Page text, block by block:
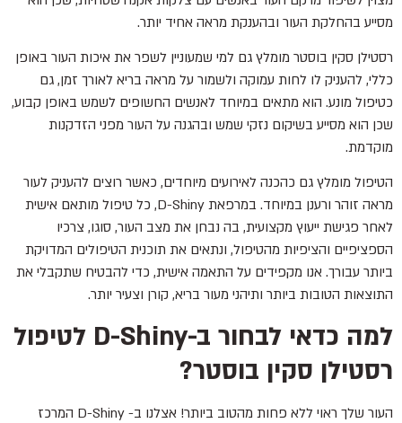
מסייע בהחלקת העור ובהענקת מראה אחיד יותר.
רסטילן סקין בוסטר מומלץ גם למי שמעוניין לשפר את איכות העור באופן
כללי, להעניק לו לחות עמוקה ולשמור על מראה בריא לאורך זמן, גם
כטיפול מונע. הוא מתאים במיוחד לאנשים החשופים לשמש באופן קבוע,
שכן הוא מסייע בשיקום נזקי שמש ובהגנה על העור מפני הזדקנות
מוקדמת.
הטיפול מומלץ גם כהכנה לאירועים מיוחדים, כאשר רוצים להעניק לעור
מראה זוהר ורענן במיוחד. במרפאת D-Shiny, כל טיפול מותאם אישית
לאחר פגישת ייעוץ מקצועית, בה נבחן את מצב העור, סוגו, צרכיו
הספציפיים והציפיות מהטיפול, ונתאים את תוכנית הטיפולים המדויקת
ביותר עבורך. אנו מקפידים על התאמה אישית, כדי להבטיח שתקבלי את
התוצאות הטובות ביותר ותיהני מעור בריא, קורן וצעיר יותר.
למה כדאי לבחור ב-D-Shiny לטיפול
רסטילן סקין בוסטר?
העור שלך ראוי ללא פחות מהטוב ביותר! אצלנו ב- D-Shiny המרכז